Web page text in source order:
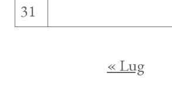
31
« Lug